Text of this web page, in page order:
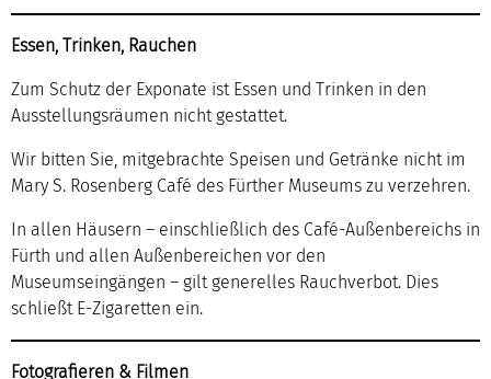
Essen, Trinken, Rauchen
Zum Schutz der Exponate ist Essen und Trinken in den
Ausstellungsräumen nicht gestattet.
Wir bitten Sie, mitgebrachte Speisen und Getränke nicht im
Mary S. Rosenberg Café des Fürther Museums zu verzehren.
In allen Häusern – einschließlich des Café-Außenbereichs in
Fürth und allen Außenbereichen vor den
Museumseingängen – gilt generelles Rauchverbot. Dies
schließt E-Zigaretten ein.
Fotografieren & Filmen